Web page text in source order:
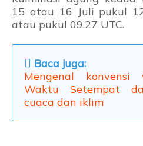
15 atau 16 Juli pukul
atau pukul 09.27 UTC.
Baca juga:
Mengenal
Waktu Setempat
cuaca dan iklim